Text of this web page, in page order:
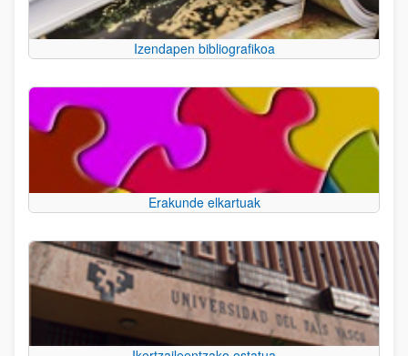
Izendapen bibliografikoa
Erakunde elkartuak